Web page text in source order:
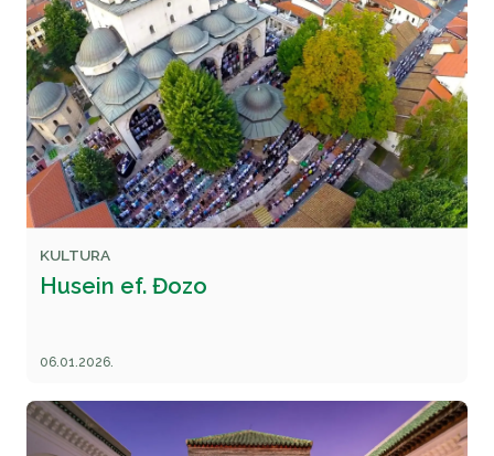
KULTURA
Husein ef. Đozo
06.01.2026.